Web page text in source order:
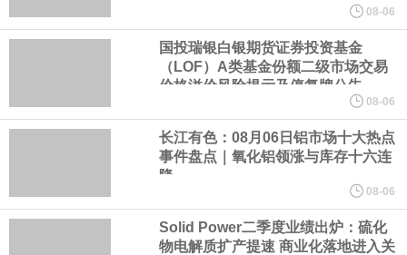
欧股开盘涨跌不一，德国DAX指数跌0.29%，英国富时100指数涨
0.08%，法国CAC40指数涨0.03%，欧洲斯托克50指数跌0.15%，
意大利富时MIB指数跌0.18%。
瑞士7月季调后失业率 3.1%，预期 3.1%，前值 3.1%。瑞士7月未
08-06
国投瑞银白银期货证券投资基金
（LOF）A类基金份额二级市场交易
价格溢价风险提示及停复牌公告
08-06
长江有色：08月06日铝市场十大热点
事件盘点｜氧化铝领涨与库存十六连
降
08-06
Solid Power二季度业绩出炉：硫化
物电解质扩产提速 商业化落地进入关